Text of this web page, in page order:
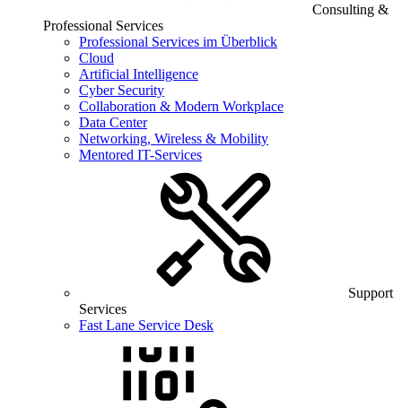
Consulting &
Professional Services
Professional Services im Überblick
Cloud
Artificial Intelligence
Cyber Security
Collaboration & Modern Workplace
Data Center
Networking, Wireless & Mobility
Mentored IT-Services
Support
Services
Fast Lane Service Desk